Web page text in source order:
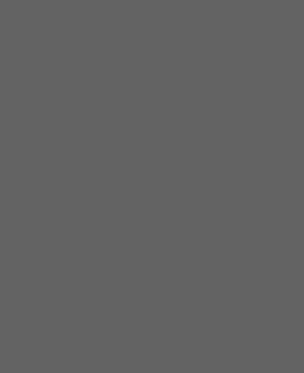
める利用約款を
よどがわ
コープ事業連合
よどがわ
各生協の「特定